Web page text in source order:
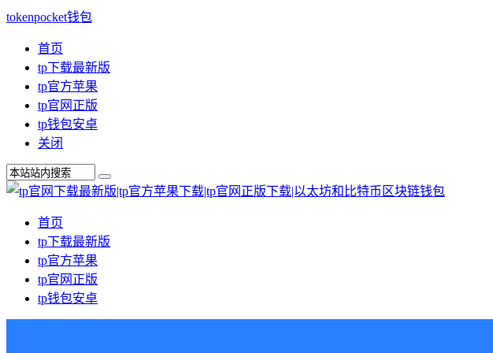
tokenpocket钱包
首页
tp下载最新版
tp官方苹果
tp官网正版
tp钱包安卓
关闭
首页
tp下载最新版
tp官方苹果
tp官网正版
tp钱包安卓